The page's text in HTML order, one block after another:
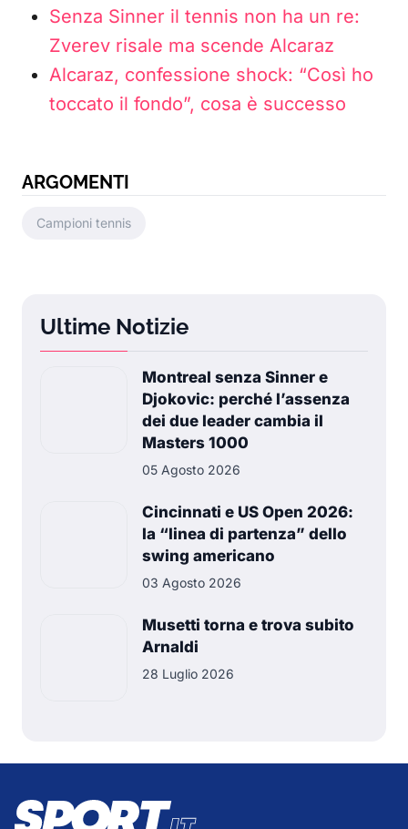
Senza Sinner il tennis non ha un re:
Zverev risale ma scende Alcaraz
Alcaraz, confessione shock: “Così ho
toccato il fondo”, cosa è successo
ARGOMENTI
Campioni tennis
Ultime Notizie
Montreal senza Sinner e
Djokovic: perché l’assenza
dei due leader cambia il
Masters 1000
05 Agosto 2026
Cincinnati e US Open 2026:
la “linea di partenza” dello
swing americano
03 Agosto 2026
Musetti torna e trova subito
Arnaldi
28 Luglio 2026